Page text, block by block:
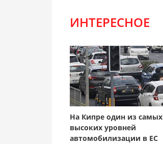
ИНТЕРЕСНОЕ
На Кипре один из самых
высоких уровней
автомобилизации в ЕС